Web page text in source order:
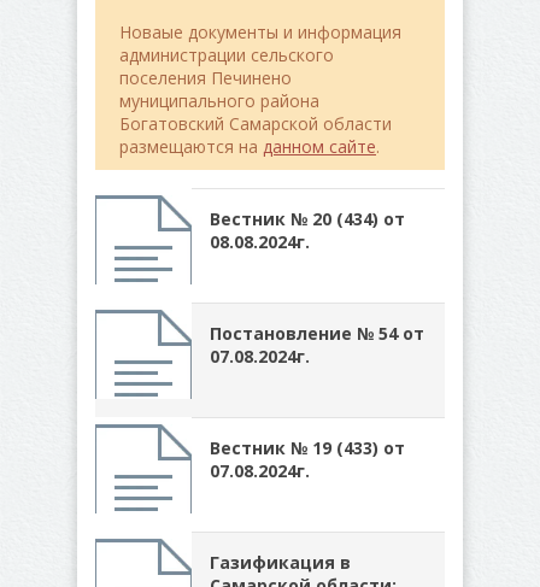
Новаые документы и информация
администрации сельского
поселения Печинено
муниципального района
Богатовский Самарской области
размещаются на данном сайте.
Вестник № 20 (434) от
08.08.2024г.
Постановление № 54 от
07.08.2024г.
Вестник № 19 (433) от
07.08.2024г.
Газификация в